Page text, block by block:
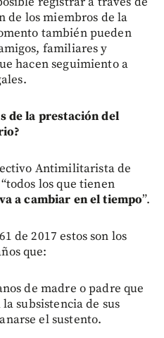
de los miembros de la
también pueden
familiares y
hacen seguimiento a
de la prestación del
Antimilitarista de
los que tienen
a cambiar en el tiempo”.
de 2017 estos son los
que:
de madre o padre que
subsistencia de sus
el sustento.